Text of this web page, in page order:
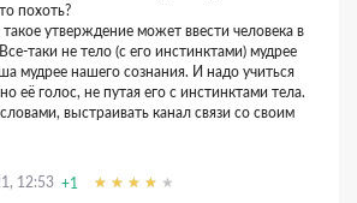
похоть?
такое утверждение может ввести человека в
таки не тело (с его инстинктами) мудрее
мудрее нашего сознания. И надо учиться
её голос, не путая его с инстинктами тела.
выстраивать канал связи со своим
12:53 +1